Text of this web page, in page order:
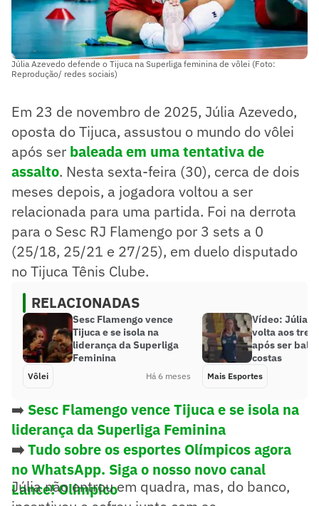
Júlia Azevedo defende o Tijuca na Superliga feminina de vôlei (Foto:
Reprodução/ redes sociais)
Em 23 de novembro de 2025, Júlia Azevedo,
oposta do Tijuca, assustou o mundo do vôlei
após ser baleada em uma tentativa de
assalto. Nesta sexta-feira (30), cerca de dois
meses depois, a jogadora voltou a ser
relacionada para uma partida. Foi na derrota
para o Sesc RJ Flamengo por 3 sets a 0
(25/18, 25/21 e 27/25), em duelo disputado
no Tijuca Tênis Clube.
RELACIONADAS
Sesc Flamengo vence
Tijuca e se isola na
liderança da Superliga
Feminina
Vôlei Há 6 meses
Vídeo: Júlia
volta aos
após ser
costas
Mais Esportes
➡️ Sesc Flamengo vence Tijuca e se isola na
liderança da Superliga Feminina
➡️Tudo sobre os esportes Olímpicos agora
no WhatsApp. Siga o nosso novo canal
Lance! Olímpico
Júlia não entrou em quadra, mas, do banco,